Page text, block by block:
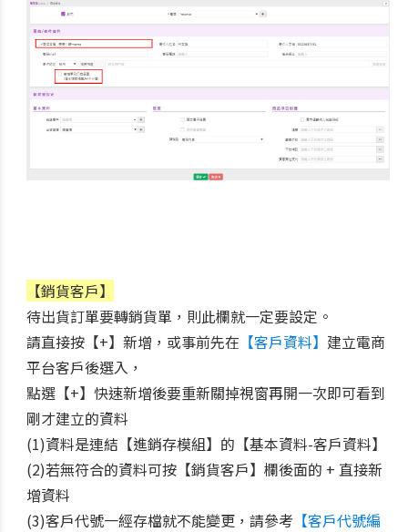
【銷貨客戶】
待出貨訂單要轉銷貨單，則此欄就一定要設定。
請直接按【+】新增，或事前先在 【客戶資料】 建立電商
平台客戶後選入，
點選【+】快速新增後要重新關掉視窗再開一次即可看到
剛才建立的資料
(1)資料是連結【進銷存模組】的【基本資料-客戶資料】
(2)若無符合的資料可按【銷貨客戶】欄後面的 + 直接新
增資料
(3)客戶代號一經存檔就不能變更，請參考【客戶代號編